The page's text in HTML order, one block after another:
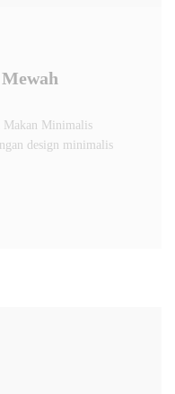
Makan Minimalis
design minimalis